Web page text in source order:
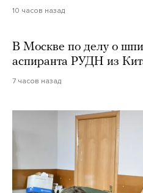
10 часов назад
В Москве по делу о
аспиранта РУДН из
7 часов назад